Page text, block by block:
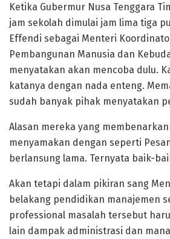
Ketika Gubermur Nusa Tenggara
jam sekolah dimulai jam lima tiga
Effendi sebagai Menteri
Pembangunan Manusia dan
menyatakan akan mencoba dulu.
katanya dengan nada enteng.
sudah banyak pihak menyatakan
Alasan mereka yang
menyamakan dengan seperti
berlansung lama. Ternyata baik-
Akan tetapi dalam pikiran sang
belakang pendidikan manajemen
professional masalah tersebut
lain dampak administrasi dan